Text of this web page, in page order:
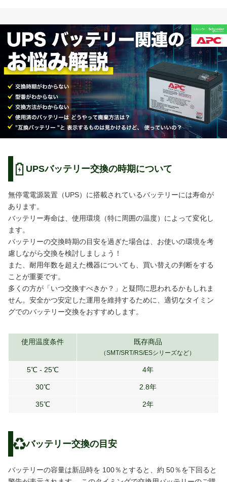
UPSバッテリー交換の時期について
無停電電源装置（UPS）に搭載されているバッテリーには寿命が
あります。
バッテリー寿命は、使用環境（特に周囲の温度）によって変化し
ます。
バッテリーの交換時期の目安を過ぎた場合は、お使いの環境を考
慮しながら交換を検討しましょう！
また、耐用年数を超えた機器についても、買い替えの判断をする
ことが重要です。
多くの方が「いつ交換すべきか？」と疑問に思われるかもしれま
せん。安全かつ安定した運用を維持するために、適切なタイミン
グでのバッテリー交換をおすすめします。
使用温度条件 既存商品
（SMT/SRT/RS/ESシリーズなど）
5℃ - 25℃ 4年
30℃ 2.8年
35℃ 2年
バッテリー交換の目安
バッテリーの容量は新品時を 100％とすると、約 50％を下回ると